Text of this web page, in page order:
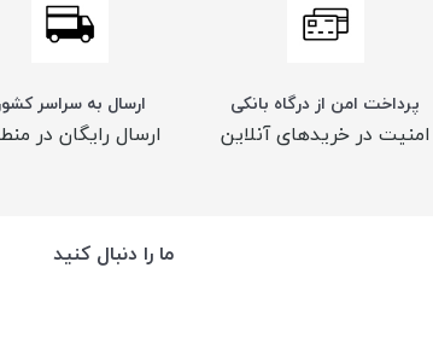
پرداخت امن از درگاه بانکی
امنیت در خریدهای آنلاین
ارسال به سراسر
ارسال رایگان در
ما را دنبال کنید